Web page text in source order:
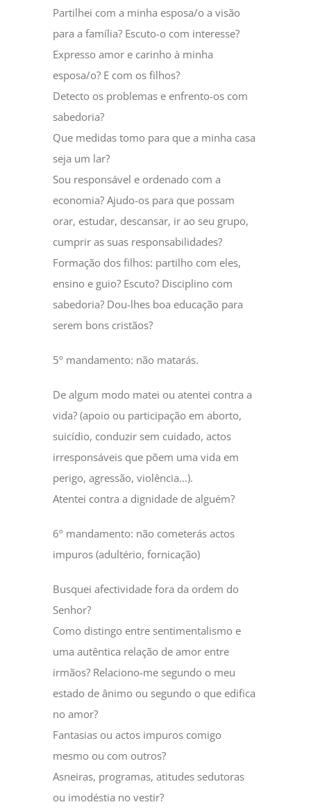
Partilhei com a minha esposa/o a visão
para a família? Escuto-o com interesse?
Expresso amor e carinho à minha
esposa/o? E com os filhos?
Detecto os problemas e enfrento-os com
sabedoria?
Que medidas tomo para que a minha casa
seja um lar?
Sou responsável e ordenado com a
economia? Ajudo-os para que possam
orar, estudar, descansar, ir ao seu grupo,
cumprir as suas responsabilidades?
Formação dos filhos: partilho com eles,
ensino e guio? Escuto? Disciplino com
sabedoria? Dou-lhes boa educação para
serem bons cristãos?
5º mandamento: não matarás.
De algum modo matei ou atentei contra a
vida? (apoio ou participação em aborto,
suicídio, conduzir sem cuidado, actos
irresponsáveis que põem uma vida em
perigo, agressão, violência…).
Atentei contra a dignidade de alguém?
6º mandamento: não cometerás actos
impuros (adultério, fornicação)
Busquei afectividade fora da ordem do
Senhor?
Como distingo entre sentimentalismo e
uma autêntica relação de amor entre
irmãos? Relaciono-me segundo o meu
estado de ânimo ou segundo o que edifica
no amor?
Fantasias ou actos impuros comigo
mesmo ou com outros?
Asneiras, programas, atitudes sedutoras
ou imodéstia no vestir?